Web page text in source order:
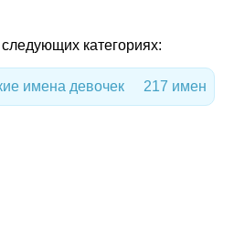
категориях:
имена девочек 217 имен